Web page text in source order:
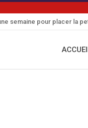
semaine pour placer la